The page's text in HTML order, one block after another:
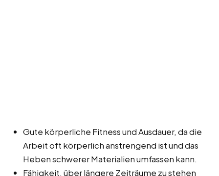
Gute körperliche Fitness und Ausdauer, da die
Arbeit oft körperlich anstrengend ist und das
Heben schwerer Materialien umfassen kann.
Fähigkeit, über längere Zeiträume zu stehen